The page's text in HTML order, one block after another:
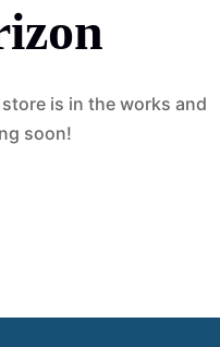
is in the works and
soon!